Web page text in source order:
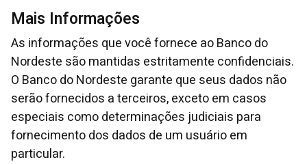
Mais Informações
As informações que você fornece ao Banco do
Nordeste são mantidas estritamente confidenciais.
O Banco do Nordeste garante que seus dados não
serão fornecidos a terceiros, exceto em casos
especiais como determinações judiciais para
fornecimento dos dados de um usuário em
particular.